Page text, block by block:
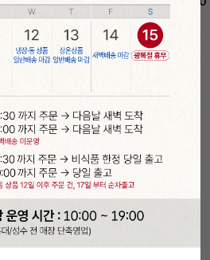
담기
[장가네제과]케이크시트
(화이트/미니)
17% 2,900 원
3,500원
[장가네제과]
24개입(초코/
12%